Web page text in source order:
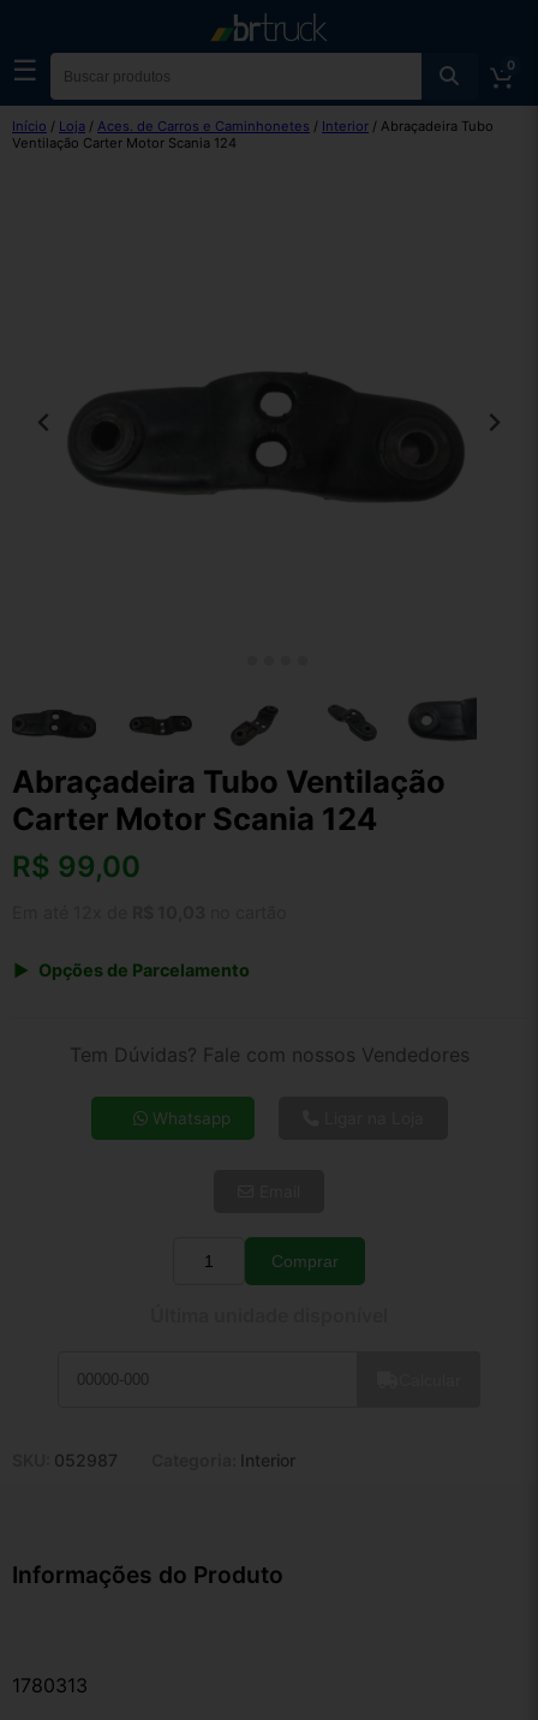
☰ 0
Início / Loja / Aces. de Carros e Caminhonetes / Interior / Abraçadeira Tubo
Ventilação Carter Motor Scania 124
Abraçadeira Tubo Ventilação
Carter Motor Scania 124
R$ 99,00
Opções de Parcelamento
4x de R$ 27,44
5x de R$ 22,24
Tem Dúvidas? Fale com nossos Vendedores
Whatsapp
Quantidade
Comprar
052987 Interior
Informações do Produto
1780313